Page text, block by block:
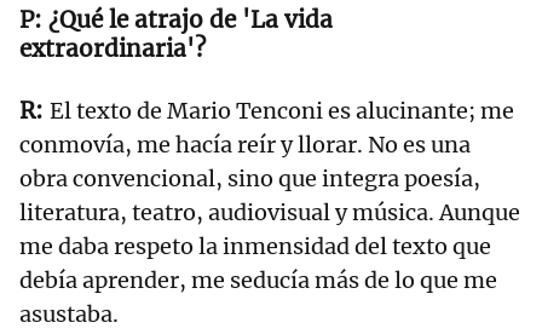
¿Qué le atrajo de 'La vida
extraordinaria'?
El texto de Mario Tenconi es alucinante; me
conmovía, me hacía reír y llorar. No es una
obra convencional, sino que integra poesía,
literatura, teatro, audiovisual y música. Aunque
me daba respeto la inmensidad del texto que
debía aprender, me seducía más de lo que me
asustaba.